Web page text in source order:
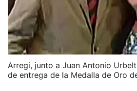
Arregi, junto a Juan Antonio
de entrega de la Medalla de Oro